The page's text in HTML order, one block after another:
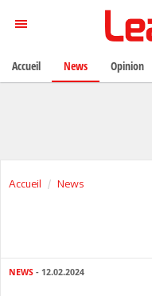
Accueil News
NEWS - 12.02.2024
Accueil News Opinion